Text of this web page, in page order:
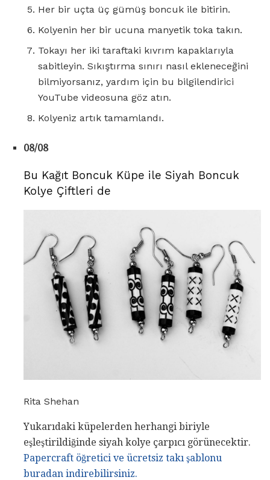
Her bir uçta üç gümüş boncuk ile bitirin.
Kolyenin her bir ucuna manyetik toka takın.
Tokayı her iki taraftaki kıvrım kapaklarıyla
sabitleyin. Sıkıştırma sınırı nasıl ekleneceğini
bilmiyorsanız, yardım için bu bilgilendirici
YouTube videosuna göz atın.
Kolyeniz artık tamamlandı.
08/08
Bu Kağıt Boncuk Küpe ile Siyah Boncuk
Kolye Çiftleri de
Rita Shehan
Yukarıdaki küpelerden herhangi biriyle
eşleştirildiğinde siyah kolye çarpıcı görünecektir.
Papercraft öğretici ve ücretsiz takı şablonu
buradan indirebilirsiniz.